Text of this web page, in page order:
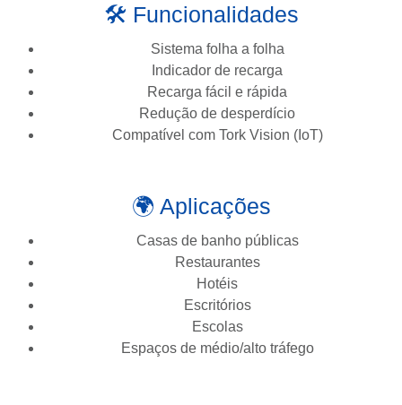
🛠️ Funcionalidades
Sistema folha a folha
Indicador de recarga
Recarga fácil e rápida
Redução de desperdício
Compatível com Tork Vision (IoT)
🌍 Aplicações
Casas de banho públicas
Restaurantes
Hotéis
Escritórios
Escolas
Espaços de médio/alto tráfego